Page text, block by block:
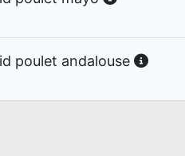
poulet andalouse